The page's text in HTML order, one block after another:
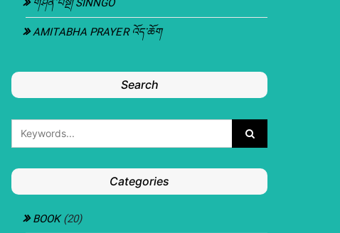
གཤིན་བསྔོ། SINNGO
AMITABHA PRAYER འོད་ཆོག
Search
Categories
BOOK(20)